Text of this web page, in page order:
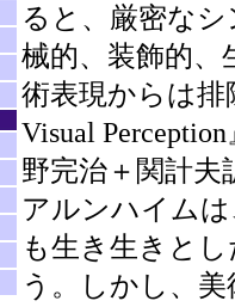
ると、厳密な
械的、装飾的、
術表現からは
Visual
野完治＋関計夫
アルンハイム
も生き生きと
う。しかし、